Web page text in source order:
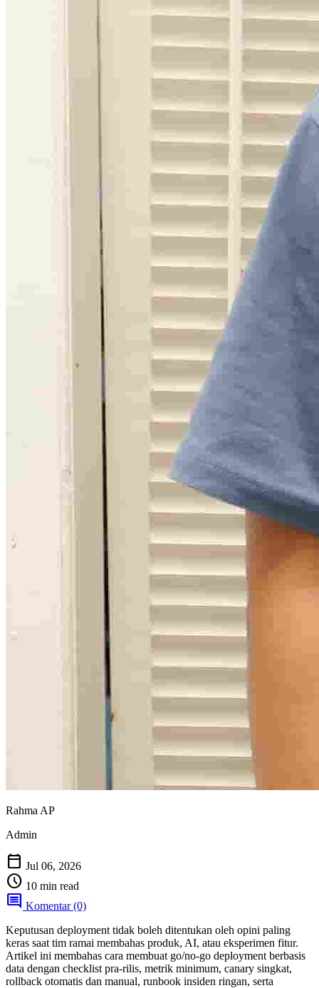
Rahma AP
Admin
calendar_today Jul 06, 2026
schedule 10 min read
comment Komentar (0)
Keputusan deployment tidak boleh ditentukan oleh opini paling
keras saat tim ramai membahas produk, AI, atau eksperimen fitur.
Artikel ini membahas cara membuat go/no-go deployment berbasis
data dengan checklist pra-rilis, metrik minimum, canary singkat,
rollback otomatis dan manual, runbook insiden ringan, serta